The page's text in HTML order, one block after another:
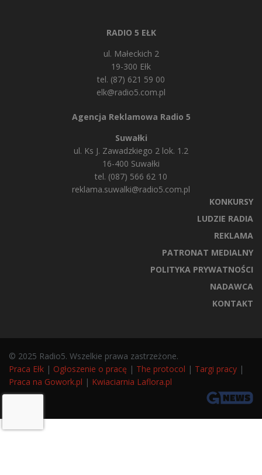
RADIO 5 EŁK
ul. Małeckich 2
19-300 Ełk
tel. (87) 621 59 00
elk@radio5.com.pl
Agencja Reklamowa Radio 5
Suwałki
ul. Ks J. Zawadzkiego 2 lok. 1.2
16-400 Suwałki
tel. (087) 566 62 10
reklama.suwalki@radio5.com.pl
KONKURSY
LUDZIE RADIA
REKLAMA
PATRONAT MEDIALNY
POLITYKA PRYWATNOŚCI
NADAWCA
KONTAKT
© 2025 Radio5. Wszelkie prawa zastrzeżone.
Praca Ełk | Ogłoszenie o pracę | The protocol | Targi pracy |
Praca na Gowork.pl | Kwiaciarnia Laflora.pl